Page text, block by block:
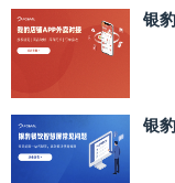
银
银